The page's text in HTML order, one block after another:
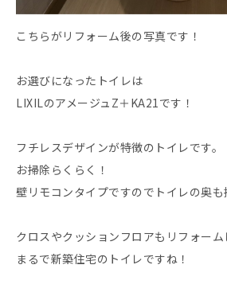
こちらがリフォーム後の写真です！
お選びになったトイレは
LIXILのアメージュZ＋KA21です！
フチレスデザインが特徴のトイレです。
お掃除らくらく！
壁リモコンタイプですのでトイレの奥も
クロスやクッションフロアもリフォーム
まるで新築住宅のトイレですね！